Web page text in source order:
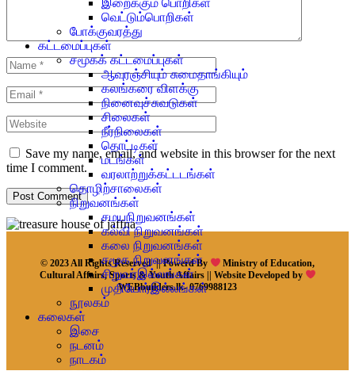
Save my name, email, and website in this browser for the next
time I comment.
இறைக்கும் பொறிகள்
வெட்டும்பொறிகள்
போக்குவரத்து
கட்டமைப்புகள்
சமூகக் கட்டமைப்புகள்
ஆவுரஞ்சியும் சுமைதாங்கியும்
கலங்கரை விளக்கு
நினைவுச்சுவடுகள்
சிலைகள்
நீர்நிலைகள்
தொட்டிகள்
மடங்கள்
வரலாற்றுக்கட்டடங்கள்
தொழிற்சாலைகள்
நிறுவனங்கள்
சமயநிறுவனங்கள்
கல்வி நிறுவனங்கள்
கலை நிறுவனங்கள்
சமூக நிறுவனங்கள்
சிறுவர்இல்லங்கள்
முதியோர்இல்லங்கள்
நூலகம்
கலைகள்
இசை
நடனம்
நாடகம்
© 2023 All Rights Reserved || Powerd By
Ministry of Education,
Cultural Affairs, Sports & Youth Affairs || Website Developed by
WEBbuilders.lk- 0769988123